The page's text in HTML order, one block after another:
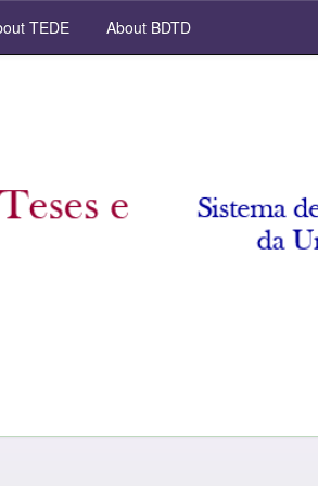
TEDE About BDTD